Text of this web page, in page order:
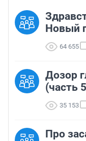
Новый
64 655
Дозор
(часть
35 153
Про